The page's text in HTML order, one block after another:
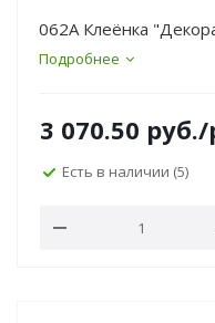
062A Клеёнка
Подробнее
3 070.50 руб./
Есть в наличии (5)